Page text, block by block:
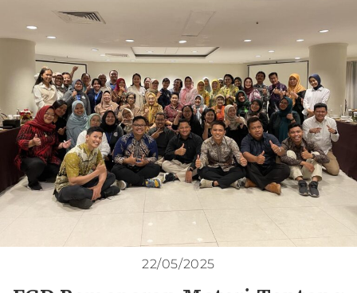
22/05/2025